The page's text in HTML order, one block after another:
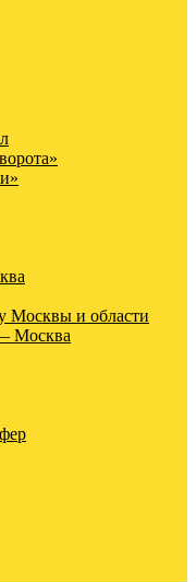
Москвы и области
Москва